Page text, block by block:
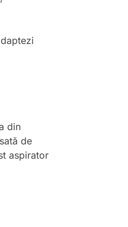
din
de
aspirator